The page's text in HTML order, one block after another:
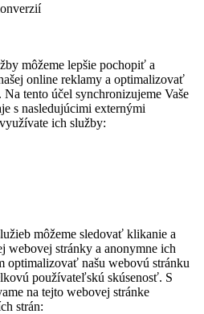
môžeme lepšie pochopiť a
online reklamy a optimalizovať
tento účel synchronizujeme Vaše
s nasledujúcimi externými
ich služby:
môžeme sledovať klikanie a
webovej stránky a anonymne ich
optimalizovať našu webovú stránku
používateľskú skúsenosť. S
na tejto webovej stránke
strán: